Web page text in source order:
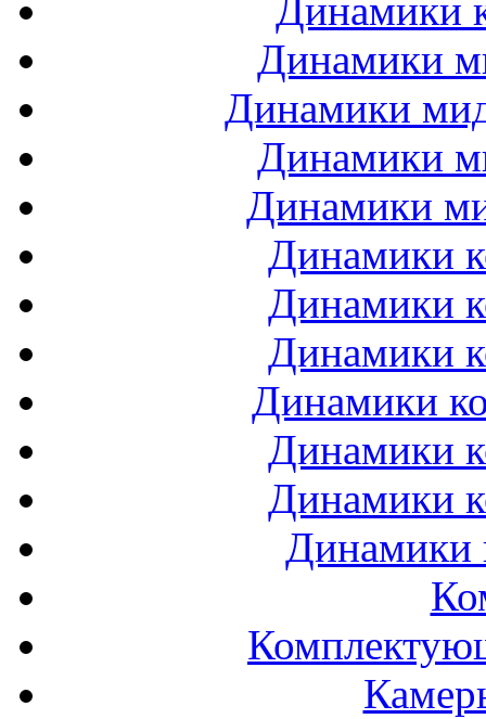
Динамики
Динамики
Динамики
Динамики
Динамики
Динамики
Динамики
Динамики
Динамики
Динамики
Динамики
Динамики